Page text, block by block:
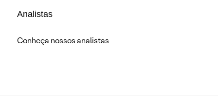
Analistas
Conheça nossos analistas